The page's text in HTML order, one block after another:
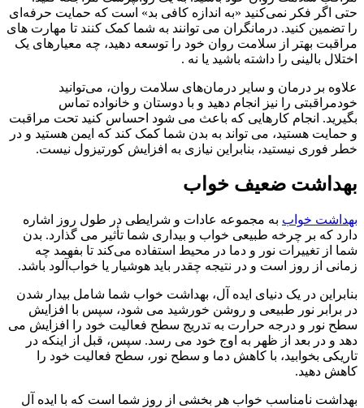
حتی اگر فکر نمی‌کنید «به اندازه کافی بد» است که حمایت حرفه‌ای
را تضمین کنید. درمانگران می توانند به شما کمک کنند تا مهارت های
مراقبت بهتر از سلامت روان خود را توسعه دهید، چه معیارهای یک
اختلال بالینی را داشته باشید یا نه .
علاوه بر درمان و سایر درمان‌های سلامت روان، می‌توانید
خودمراقبتی را نیز انجام دهید و با دوستان و خانواده تماس
بگیرید. انجام کارهایی که باعث می شود احساس کنید تحت مراقبت
و حمایت هستید، می تواند به بدن شما کمک کند که ایمن هستید و در
خطر فوری نیستید، بنابراین نیازی به افزایش کورتیزول نیست.
بهداشت ضعیف خواب
بهداشت خواب به مجموعه عادات و شرایطی در طول روز اشاره
دارد که بر چرخه طبیعی خواب و بیداری شما تأثیر می گذارد. بدن
شما از تغییرات نور و دما در محیط استفاده می‌کند تا بفهمد چه
زمانی از روز است و در نتیجه چقدر باید هوشیار یا خواب‌آلود باشد.
بنابراین در یک دنیای ایده آل، بهداشت خواب شما شامل بیدار شدن
در برابر نور طبیعی و روشن خورشید می شود، سپس با افزایش
سطح نور و درجه حرارت به تدریج سطح فعالیت خود را افزایش می
دهد و در بعد از ظهر به اوج خود می رسد. سپس، قبل از اینکه در
تاریکی بخوابید، با کاهش دما و سطح نور، سطح فعالیت خود را
کاهش دهید.
بهداشت نامناسب خواب هر بخشی از روز شما است که با ایده آل